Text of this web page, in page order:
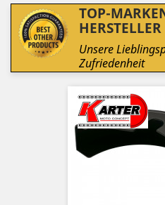
TOP-
HERSTELLER
Unsere
Zufriedenheit